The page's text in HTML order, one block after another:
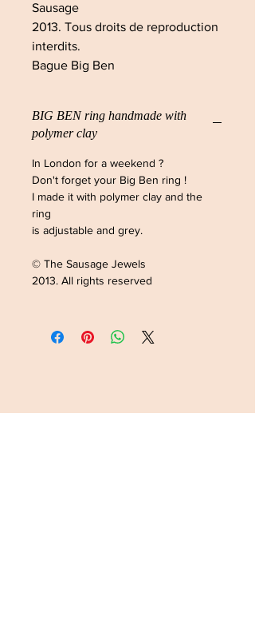
Sausage
2013. Tous droits de reproduction
interdits.
Bague Big Ben
BIG BEN ring handmade with
polymer clay
In London for a weekend ?
Don't forget your Big Ben ring !
I made it with polymer clay and the
ring
is adjustable and grey.
© The Sausage Jewels
2013. All rights reserved